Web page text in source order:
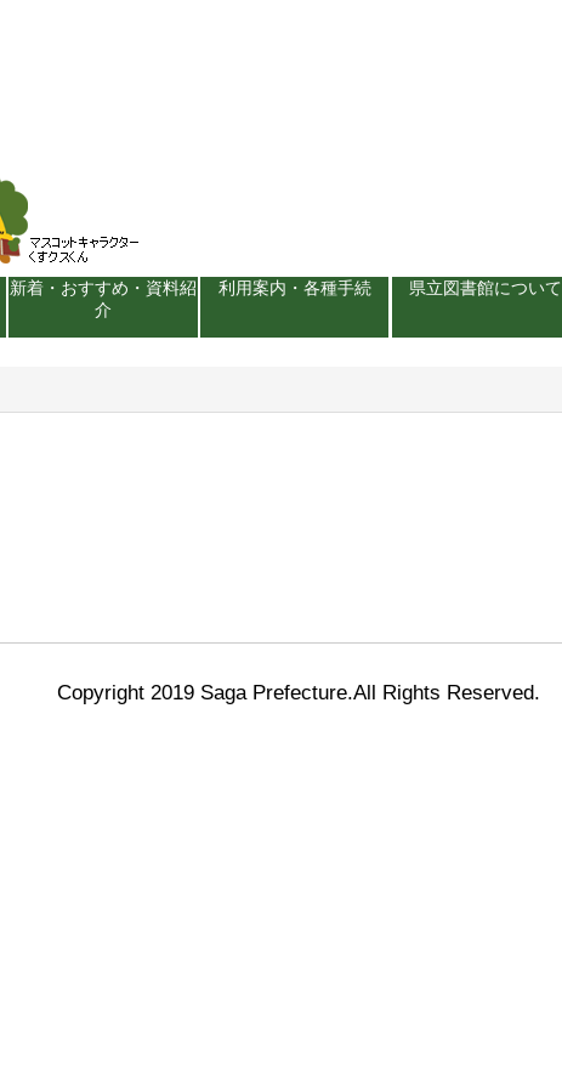
新着・おすすめ・資料紹
介
利用案内・各種手続 県立図書館について
Copyright 2019 Saga Prefecture.All Rights Reserved.